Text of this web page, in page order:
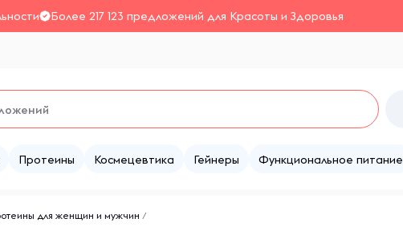
Более 217 123 предложений для Красоты и Здоровья
Протеины Космецевтика Гейнеры Функциональное питание
для женщин и мужчин /